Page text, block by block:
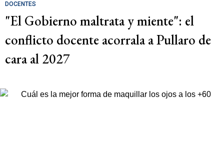
DOCENTES
"El Gobierno maltrata y miente": el
conflicto docente acorrala a Pullaro de
cara al 2027